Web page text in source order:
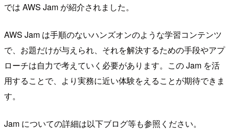
では AWS Jam が紹介されました。
AWS Jam は手順のないハンズオンのような学習コンテンツ
で、お題だけが与えられ、それを解決するための手段やアプ
ローチは自力で考えていく必要があります。この Jam を活
用することで、より実務に近い体験をえることが期待できま
す。
Jam についての詳細は以下ブログ等も参照ください。